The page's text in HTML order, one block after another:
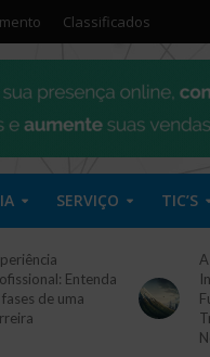
Classificados
SERVIÇO TIC’S
Entenda
fases de uma